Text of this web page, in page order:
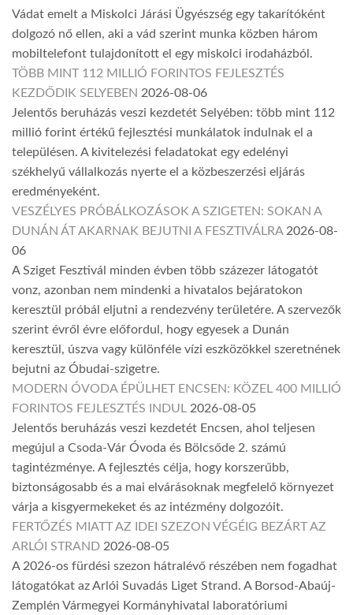
Vádat emelt a Miskolci Járási Ügyészség egy takarítóként
dolgozó nő ellen, aki a vád szerint munka közben három
mobiltelefont tulajdonított el egy miskolci irodaházból.
TÖBB MINT 112 MILLIÓ FORINTOS FEJLESZTÉS
KEZDŐDIK SELYEBEN 2026-08-06
Jelentős beruházás veszi kezdetét Selyében: több mint 112
millió forint értékű fejlesztési munkálatok indulnak el a
településen. A kivitelezési feladatokat egy edelényi
székhelyű vállalkozás nyerte el a közbeszerzési eljárás
eredményeként.
VESZÉLYES PRÓBÁLKOZÁSOK A SZIGETEN: SOKAN A
DUNÁN ÁT AKARNAK BEJUTNI A FESZTIVÁLRA 2026-08-
06
A Sziget Fesztivál minden évben több százezer látogatót
vonz, azonban nem mindenki a hivatalos bejáratokon
keresztül próbál eljutni a rendezvény területére. A szervezők
szerint évről évre előfordul, hogy egyesek a Dunán
keresztül, úszva vagy különféle vízi eszközökkel szeretnének
bejutni az Óbudai-szigetre.
MODERN ÓVODA ÉPÜLHET ENCSEN: KÖZEL 400 MILLIÓ
FORINTOS FEJLESZTÉS INDUL 2026-08-05
Jelentős beruházás veszi kezdetét Encsen, ahol teljesen
megújul a Csoda-Vár Óvoda és Bölcsőde 2. számú
tagintézménye. A fejlesztés célja, hogy korszerűbb,
biztonságosabb és a mai elvárásoknak megfelelő környezet
várja a kisgyermekeket és az intézmény dolgozóit.
FERTŐZÉS MIATT AZ IDEI SZEZON VÉGÉIG BEZÁRT AZ
ARLÓI STRAND 2026-08-05
A 2026-os fürdési szezon hátralévő részében nem fogadhat
látogatókat az Arlói Suvadás Liget Strand. A Borsod-Abaúj-
Zemplén Vármegyei Kormányhivatal laboratóriumi